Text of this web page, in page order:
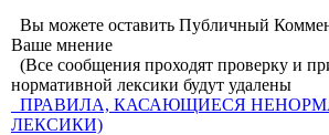
Вы можете оставить Публичный
Ваше мнение
(Все сообщения проходят проверку и
нормативной лексики будут удалены
ПРАВИЛА, КАСАЮЩИЕСЯ
ЛЕКСИКИ)